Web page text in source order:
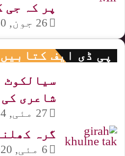
پر کہ جی
26 جون, 2020
پی ڈی ایف
سیالکوٹ
شاعری
27 مئی, 2024
گرہ
6 مئی, 2020